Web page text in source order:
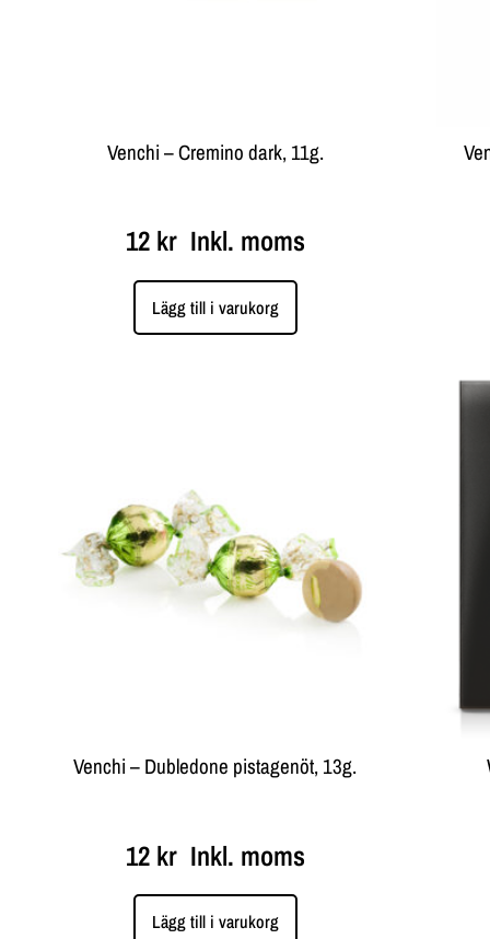
Venchi – Cremino dark, 11g.
12 krInkl. moms
Lägg till i varukorg
Venchi – Dubledone pistagenöt, 13g.
12 krInkl. moms
Lägg till i varukorg